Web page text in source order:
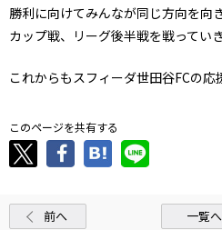
勝利に向けてみんなが同じ方向を向
カップ戦、リーグ後半戦を戦ってい
これからもスフィーダ世田谷FCの
このページを共有する
前へ 一覧へ